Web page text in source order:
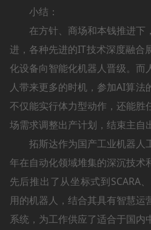
小结：
在方针、商场和本钱推进下
进，各种先进的IT技术深度融合
化设备向智能化机器人晋级。而
人带来更多的时机，参加AI算法
不仅能实行体力型动作，还能胜
场需求调整出产计划，结束主自
拓斯达作为国产工业机器人
年在自动化领域堆集的深沉技术
先后推出了从坐标式到SCARA
用的机器人，结合其具有智慧运
系统，为工作供应了适合于国内